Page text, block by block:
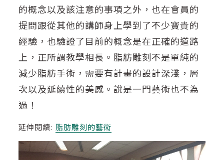
的概念以及該注意的事項之外，也在會員的
提問跟從其他的講師身上學到了不少寶貴的
經驗，也驗證了目前的概念是在正確的道路
上，正所謂教學相長。脂肪雕刻不是單純的
減少脂肪手術，需要有計畫的設計深淺，層
次以及延續性的美感。說是一門藝術也不為
過！
延伸閱讀: 脂肪雕刻的藝術